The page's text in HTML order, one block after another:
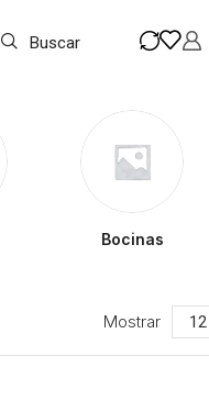
Buscar
Bocinas
Mostrar